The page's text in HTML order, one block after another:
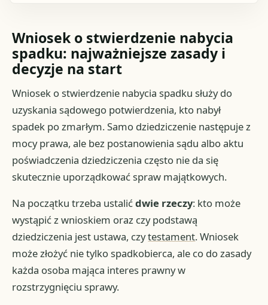
Wniosek o stwierdzenie nabycia
spadku: najważniejsze zasady i
decyzje na start
Wniosek o stwierdzenie nabycia spadku służy do
uzyskania sądowego potwierdzenia, kto nabył
spadek po zmarłym. Samo dziedziczenie następuje z
mocy prawa, ale bez postanowienia sądu albo aktu
poświadczenia dziedziczenia często nie da się
skutecznie uporządkować spraw majątkowych.
Na początku trzeba ustalićdwie rzeczy: kto może
wystąpić z wnioskiem oraz czy podstawą
dziedziczenia jest ustawa, czytestament. Wniosek
może złożyć nie tylko spadkobierca, ale co do zasady
każda osoba mająca interes prawny w
rozstrzygnięciu sprawy.